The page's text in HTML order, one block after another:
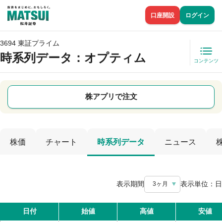
口座開設 ログイン
3694 東証プライム
時系列データ ：オプティム コンテンツ
株アプリで注文
株価 チャート 時系列データ ニュース
表示期間 3ヶ月 表示単位： 日
日付 始値 高値 安値